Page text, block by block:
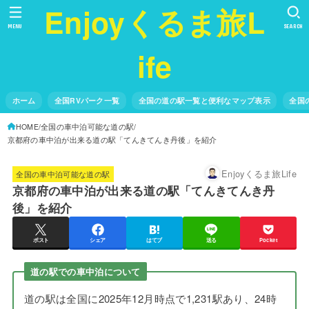
Enjoyくるま旅L
ife
ホーム 全国RVパーク一覧 全国の道の駅一覧と便利なマップ表示 全国
SEARCH
MENU
HOME 全国の車中泊可能な道の駅
京都府の車中泊が出来る道の駅「てんきてんき丹後」を紹介
全国の車中泊可能な道の駅 Enjoyくるま旅Life
京都府の車中泊が出来る道の駅「てんきてんき丹
後」を紹介
ポスト シェア はてブ 送る Pocket
道の駅での車中泊について
道の駅は全国に2025年12月時点で1,231駅あり、24時